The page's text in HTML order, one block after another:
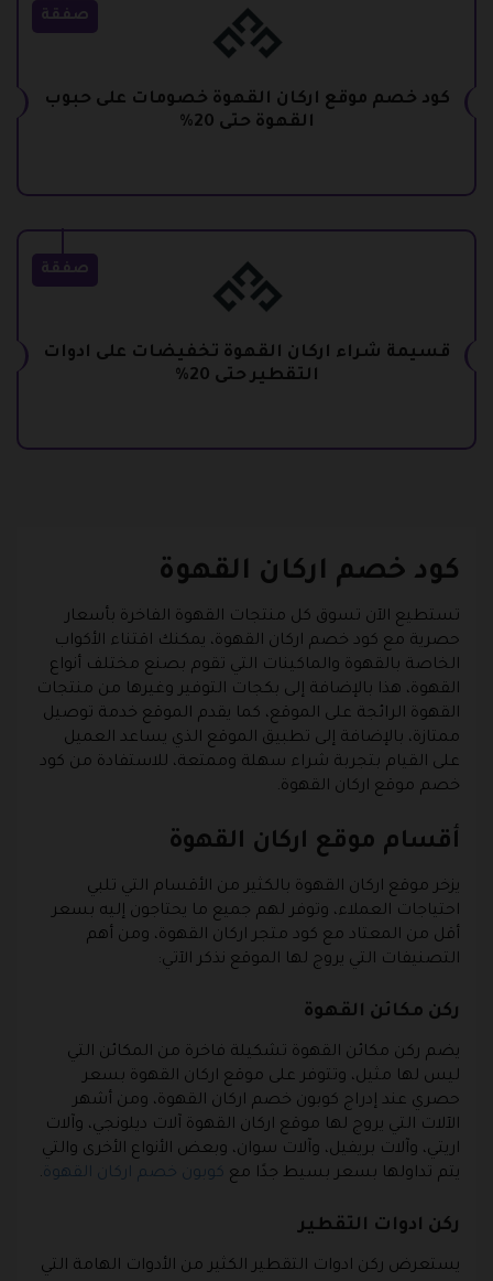
صفقة
كود خصم موقع اركان القهوة خصومات على حبوب
القهوة حتى 20%
صفقة
قسيمة شراء اركان القهوة تخفيضات على ادوات
التقطير حتى 20%
كود خصم اركان القهوة
تستطيع الآن تسوق كل منتجات القهوة الفاخرة بأسعار
حصرية مع كود خصم اركان القهوة، يمكنك اقتناء الأكواب
الخاصة بالقهوة والماكينات التي تقوم بصنع مختلف أنواع
القهوة، هذا بالإضافة إلى بكجات التوفير وغيرها من منتجات
القهوة الرائجة على الموقع، كما يقدم الموقع خدمة توصيل
ممتازة، بالإضافة إلى تطبيق الموقع الذي يساعد العميل
على القيام بتجربة شراء سهلة وممتعة، للاستفادة من كود
خصم موقع اركان القهوة.
أقسام موقع اركان القهوة
يزخر موقع اركان القهوة بالكثير من الأقسام التي تلبي
احتياجات العملاء، وتوفر لهم جميع ما يحتاجون إليه بسعر
أقل من المعتاد مع كود متجر اركان القهوة، ومن أهم
التصنيفات التي يروج لها الموقع نذكر الآتي:
ركن مكائن القهوة
يضم ركن مكائن القهوة تشكيلة فاخرة من المكائن التي
ليس لها مثيل، وتتوفر على موقع اركان القهوة بسعر
حصري عند إدراج كوبون خصم اركان القهوة، ومن أشهر
الآلات التي يروج لها موقع اركان القهوة آلات ديلونجي، وآلات
اريتي، وآلات بريفيل، وآلات سوان، وبعض الأنواع الأخرى والتي
يتم تداولها بسعر بسيط جدًا مع كوبون خصم اركان القهوة.
ركن ادوات التقطير
يستعرض ركن ادوات التقطير الكثير من الأدوات الهامة التي